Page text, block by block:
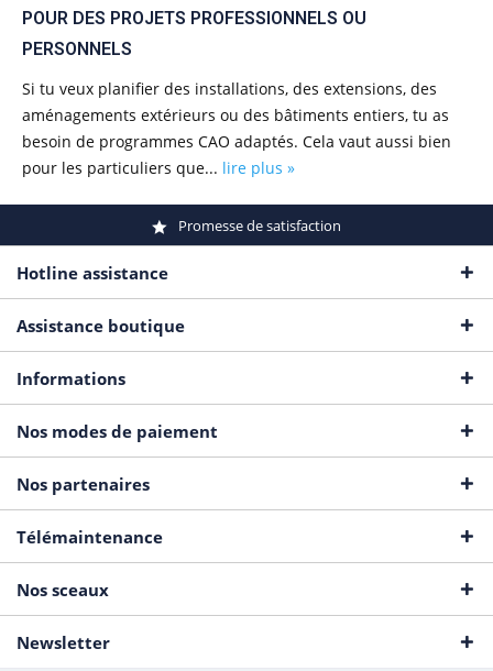
POUR DES PROJETS PROFESSIONNELS OU
PERSONNELS
Si tu veux planifier des installations, des extensions, des
aménagements extérieurs ou des bâtiments entiers, tu as
besoin de programmes CAO adaptés. Cela vaut aussi bien
pour les particuliers que... lire plus »
Promesse de satisfaction
Hotline assistance
Assistance boutique
Informations
Nos modes de paiement
Nos partenaires
Télémaintenance
Nos sceaux
Newsletter